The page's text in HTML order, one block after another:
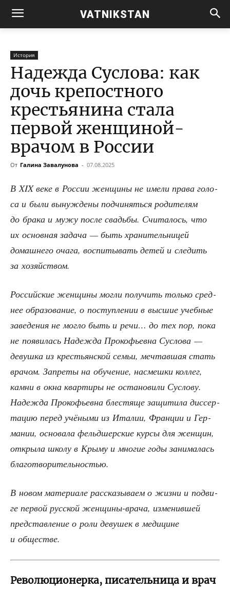
VATNIKSTAN
История
Надежда Суслова: как
дочь крепостного
крестьянина стала
первой женщиной-
врачом в России
От Галина Завалунова - 07.08.2025
В XIX веке в Рос­сии жен­щи­ны не име­ли пра­ва голо­
са и были вынуж­де­ны под­чи­нять­ся роди­те­лям
до бра­ка и мужу после сва­дьбы. Счи­та­лось, что
их основ­ная зада­ча — быть хра­ни­тель­ни­цей
домаш­не­го оча­га, вос­пи­ты­вать детей и сле­дить
за хозяйством.
Рос­сий­ские жен­щи­ны мог­ли полу­чить толь­ко сред­
нее обра­зо­ва­ние, о поступ­ле­нии в выс­шие учеб­ные
заве­де­ния не мог­ло быть и речи… до тех пор, пока
не появи­лась Надеж­да Про­ко­фьев­на Сус­ло­ва —
девуш­ка из кре­стьян­ской семьи, меч­тав­шая стать
вра­чом. Запре­ты на обу­че­ние, насмеш­ки кол­лег,
кам­ни в окна квар­ти­ры не оста­но­ви­ли Сус­ло­ву.
Надеж­да Про­ко­фьев­на бле­стя­ще защи­ти­ла дис­сер­
та­цию перед учё­ны­ми из Ита­лии, Фран­ции и Гер­
ма­нии, осно­ва­ла фельд­шер­ские кур­сы для жен­щин,
откры­ла шко­лу в Кры­му и мно­гие годы зани­ма­лась
благотворительностью.
В новом мате­ри­а­ле рас­ска­зы­ва­ем о жиз­ни и подви­
ге пер­вой рус­ской жен­щи­ны-вра­ча, изме­нив­шей
пред­став­ле­ние о роли деву­шек в меди­цине
и обществе.
Революционерка, писательница и врач